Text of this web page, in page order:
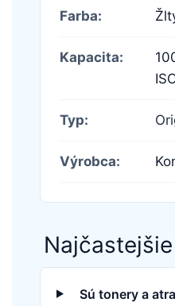
Farba:
Kapacita:
Typ:
Výrobca:
Sú tonery a